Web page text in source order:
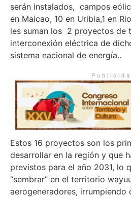
serán instalados, campos
en Maicao, 10 en Uribia,1 en
les suman los 2 proyectos de
interconexión eléctrica de
sistema nacional de energía..
Estos 16 proyectos son los
desarrollar en la región y que
previstos para el año 2031, lo
“sembrar” en el territorio
aerogeneradores, irrumpiendo